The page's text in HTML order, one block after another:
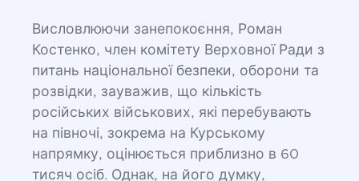
Висловлюючи занепокоєння, Роман
Костенко, член комітету Верховної Ради з
питань національної безпеки, оборони та
розвідки, зауважив, що кількість
російських військових, які перебувають
на півночі, зокрема на Курському
напрямку, оцінюється приблизно в 60
тисяч осіб. Однак, на його думку,